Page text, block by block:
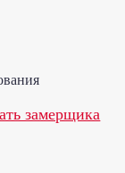
замерщика